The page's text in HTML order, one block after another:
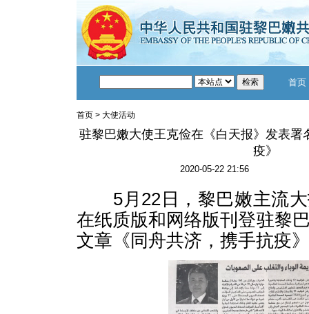
首页
首页 > 大使活动
驻黎巴嫩大使王克俭在《白天报》发表署
疫》
2020-05-22 21:56
5月22日，黎巴嫩主流大
在纸质版和网络版刊登驻黎
文章《同舟共济，携手抗疫